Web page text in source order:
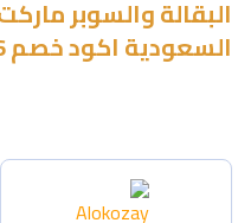
البقالة والسوبر
السعوديةاكود خصم